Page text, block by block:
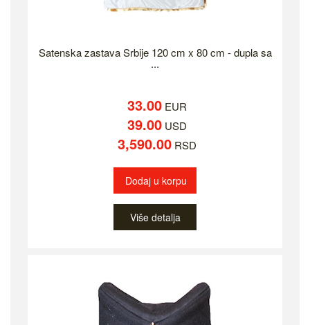
Satenska zastava Srbije 120 cm x 80 cm - dupla sa
...
33.00EUR
39.00USD
3,590.00RSD
Dodaj u korpu
Više detalja